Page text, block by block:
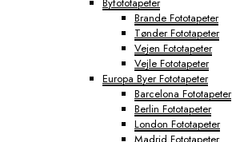
Brande Fototapeter
Tønder Fototapeter
Vejen Fototapeter
Vejle Fototapeter
Europa Byer Fototapeter
Barcelona Fototapeter
Berlin Fototapeter
London Fototapeter